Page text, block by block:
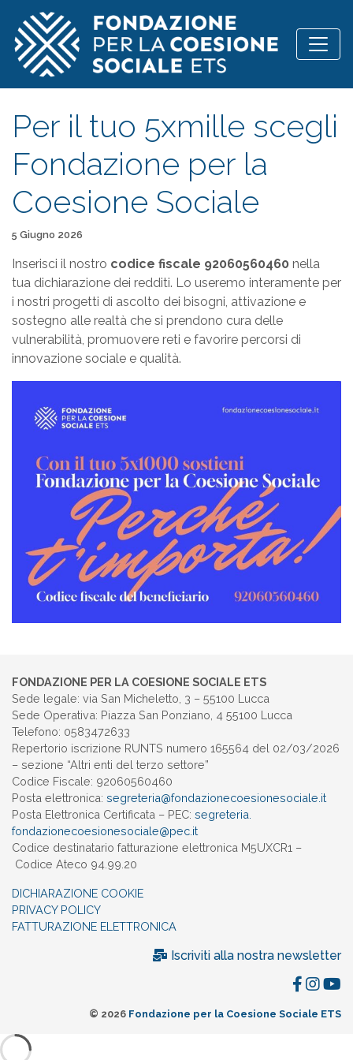
Vai al contenuto
Per il tuo 5xmille scegli
Fondazione per la
Coesione Sociale
Pubblicato il
5 Giugno 2026
Inserisci il nostro codice fiscale 92060560460 nella
tua dichiarazione dei redditi. Lo useremo interamente per
i nostri progetti di ascolto dei bisogni, attivazione e
sostegno alle realtà che si prendono cura delle
vulnerabilità, promuovere reti e favorire percorsi di
innovazione sociale e qualità.
FONDAZIONE PER LA COESIONE SOCIALE ETS
Sede legale: via San Micheletto, 3 – 55100 Lucca
Sede Operativa: Piazza San Ponziano, 4 55100 Lucca
Telefono: 0583472633
Repertorio iscrizione RUNTS numero 165564 del 02/03/2026
– sezione “Altri enti del terzo settore”
Codice Fiscale: 92060560460
Posta elettronica: segreteria@fondazionecoesionesociale.it
Posta Elettronica Certificata – PEC: segreteria.
fondazionecoesionesociale@pec. it
Codice destinatario fatturazione elettronica M5UXCR1 –
Codice Ateco 94.99.20
DICHIARAZIONE COOKIE
PRIVACY POLICY
FATTURAZIONE ELETTRONICA
Iscriviti alla nostra newsletter
© 2026 Fondazione per la Coesione Sociale ETS